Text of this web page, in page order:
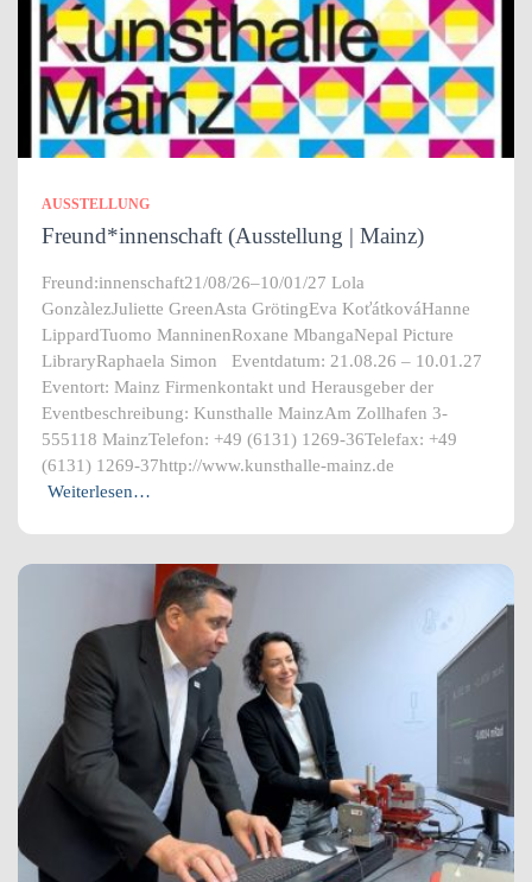
AUSSTELLUNG
Freund*innenschaft (Ausstellung | Mainz)
Freund:innenschaft21/08/26–10/01/27 Lola
GonzàlezJuliette GreenAsta GrötingEva KoťátkováHanne
LippardTuomo ManninenRoxane MbangaNepal Picture
LibraryRaphaela Simon Eventdatum: 21.08.26 – 10.01.27
Eventort: Mainz Firmenkontakt und Herausgeber der
Eventbeschreibung: Kunsthalle MainzAm Zollhafen 3-
555118 MainzTelefon: +49 (6131) 1269-36Telefax: +49
(6131) 1269-37http://www.kunsthalle-mainz.de
Weiterlesen…